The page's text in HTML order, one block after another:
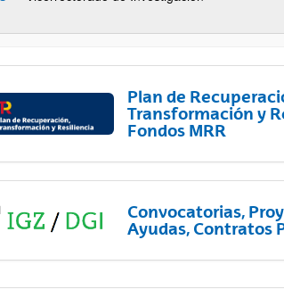
Plan de
Transformación y
Fondos MRR
Convocatorias,
Ayudas, Contratos